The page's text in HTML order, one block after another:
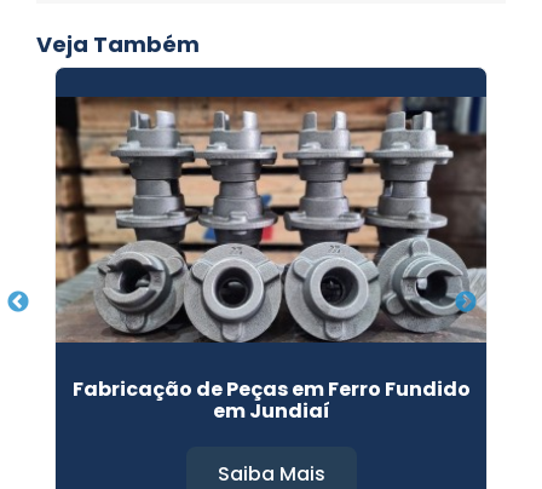
Veja Também
Fabricação de Peças em Ferro Fundido
em Jundiaí
Saiba Mais